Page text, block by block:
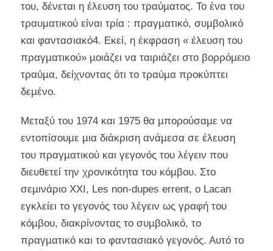
του, δένεται η έλευση του τραύµατος. Το ένα του
τραυµατικού είναι τρία : πραγµατικό, συµβολικό
και φαντασιακό4. Εκεί, η έκφραση « έλευση του
πραγµατικού» µοιάζει να ταιριάζει στο βορρόµειο
τραύµα, δείχνοντας ότι το τραύµα προκύπτει
δεµένο.
Μεταξύ του 1974 και 1975 θα µπορούσαµε να
εντοπίσουµε µια διάκριση ανάµεσα σε έλευση
του πραγµατικού και γεγονός του λέγειν που
διευθετεί την χρονικότητα του κόµβου. Στο
σεµινάριο XXI, Les non-dupes errent, ο Lacan
εγκλείει το γεγονός του λέγειν ως γραφή του
κόµβου, διακρίνοντας το συµβολικό, το
πραγµατικό και το φαντασιακό γεγονός. Αυτό το